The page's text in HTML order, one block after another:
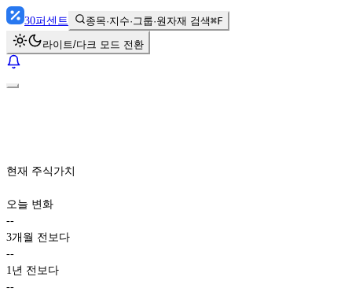
30퍼센트 종목·지수·그룹·원자재 검색⌘F
라이트/다크 모드 전환
현재 주식가치
오늘 변화
--
3개월 전보다
--
1년 전보다
--